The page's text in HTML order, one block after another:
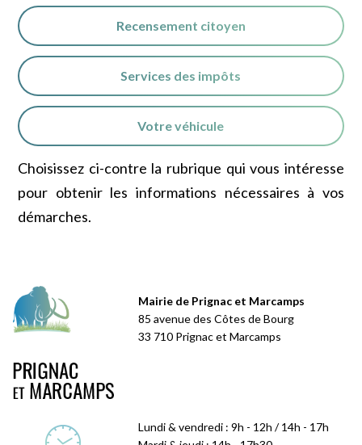
Recensement citoyen
Services des impôts
Votre véhicule
Choisissez ci-contre la rubrique qui vous intéresse
pour obtenir les informations nécessaires à vos
démarches.
Mairie de Prignac et Marcamps
85 avenue des Côtes de Bourg
33 710 Prignac et Marcamps
Lundi & vendredi : 9h - 12h / 14h - 17h